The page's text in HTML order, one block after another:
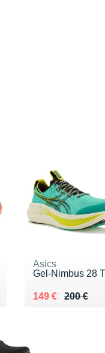
Asics
Gel-Nimbus 28
200 €
Au lieu de 200 €
149 €
Vendu 149 €